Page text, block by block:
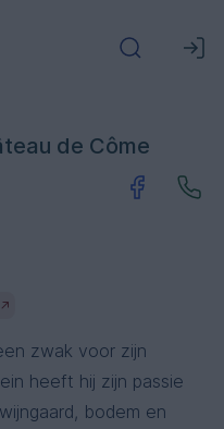
de Côme
↗
zwak voor zijn
heeft hij zijn passie
bodem en